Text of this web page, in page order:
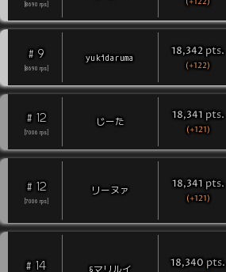
8690 rps
# 9
8690 rps
yukidaruma 18,342 pts.
(+122)
# 12
7006 rps
じーた 18,341 pts.
(+121)
# 12
7006 rps
リーヌァ 18,341 pts.
(+121)
# 14 §マリルイ 18,340 pts.